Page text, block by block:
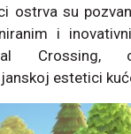
ostrva su
i
Crossing,
estetici